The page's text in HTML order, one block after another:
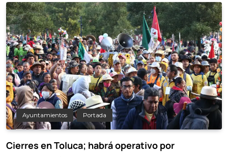
Ayuntamientos Portada
Cierres en Toluca; habrá operativo por